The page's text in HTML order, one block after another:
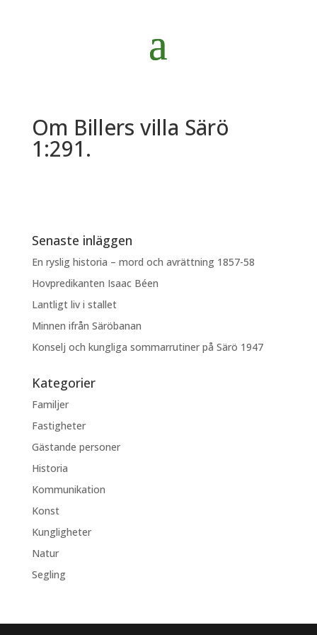
Om Billers villa Särö
1:291.
Senaste inläggen
En ryslig historia – mord och avrättning 1857-58
Hovpredikanten Isaac Béen
Lantligt liv i stallet
Minnen ifrån Säröbanan
Konselj och kungliga sommarrutiner på Särö 1947
Kategorier
Familjer
Fastigheter
Gästande personer
Historia
Kommunikation
Konst
Kungligheter
Natur
Segling